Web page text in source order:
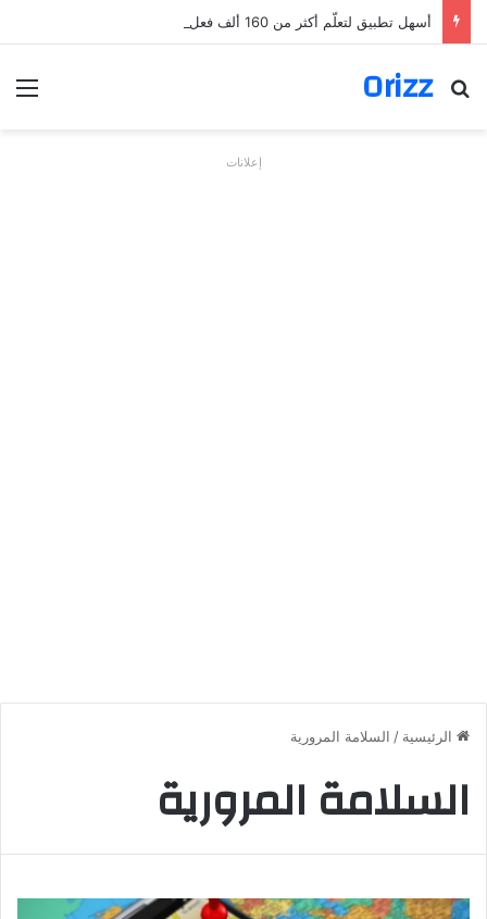
أسهل تطبيق لتعلّم أكثر من 160 ألف فعل بالألمانية
Orizz
بحث عن
إعلانات
الرئيسية / السلامة المرورية
السلامة المرورية